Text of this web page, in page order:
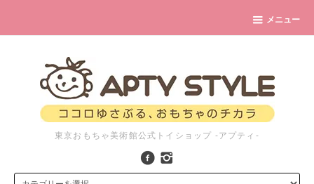
メニュー
東京おもちゃ美術館公式トイショップ -アプティ-